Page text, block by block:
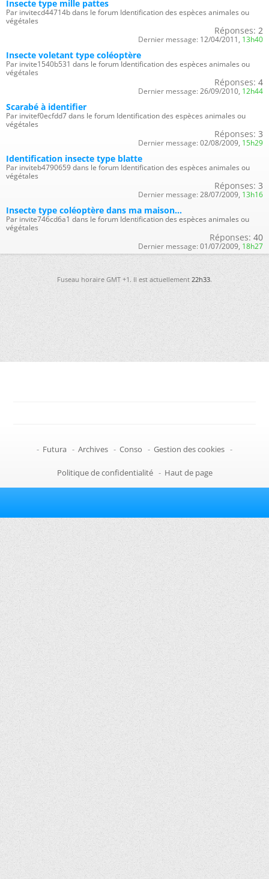
Insecte type mille pattes
Par invitecd44714b dans le forum Identification des espèces animales ou
végétales
Réponses: 2
Dernier message: 12/04/2011, 13h40
Insecte voletant type coléoptère
Par invite1540b531 dans le forum Identification des espèces animales ou
végétales
Réponses: 4
Dernier message: 26/09/2010, 12h44
Scarabé à identifier
Par invitef0ecfdd7 dans le forum Identification des espèces animales ou
végétales
Réponses: 3
Dernier message: 02/08/2009, 15h29
Identification insecte type blatte
Par inviteb4790659 dans le forum Identification des espèces animales ou
végétales
Réponses: 3
Dernier message: 28/07/2009, 13h16
Insecte type coléoptère dans ma maison...
Par invite746cd6a1 dans le forum Identification des espèces animales ou
végétales
Réponses: 40
Dernier message: 01/07/2009, 18h27
Fuseau horaire GMT +1. Il est actuellement22h33.
- Futura - Archives - Conso - Gestion des cookies -
Politique de confidentialité - Haut de page